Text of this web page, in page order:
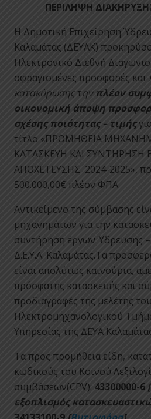
ΠΕΡΙΛΗΨΗ
Η Δημοτική Επιχείρηση
Καλαμάτας (ΔΕΥΑΚ)
Ηλεκτρονικό Διεθνή
σφραγισμένες προσφορές και
κατακύρωσηςτην πλέον
οικονομική άποψη
σχέσης ποιότητας – τιμής
τίτλο «ΠΡΟΜΗΘΕΙΑ
ΚΑΤΑΣΚΕΥΗ ΚΑΙ ΣΥΝΤΗΡΗΣΗ
ΑΠΟΧΕΤΕΥΣΗΣ 2024-2025»,
500.000,00€ πλέον ΦΠΑ.
Αντικείμενο της σύμβασης
μηχανημάτων για την
συντήρηση έργων Ύδρευσης
Δ.Ε.Υ.Α. Καλαμάτας.Τα
είναι απολύτως καινούρια,
πρόσφατης κατασκευής και
προδιαγραφές της μελέτης του
Ηλεκτρομηχανολογικού
Υπηρεσίας της ΔΕΥΑ
Τα προς προμήθεια είδη,
κωδικούς του Κοινού
συμβάσεων(CPV): 43300000-6
εξοπλισμός